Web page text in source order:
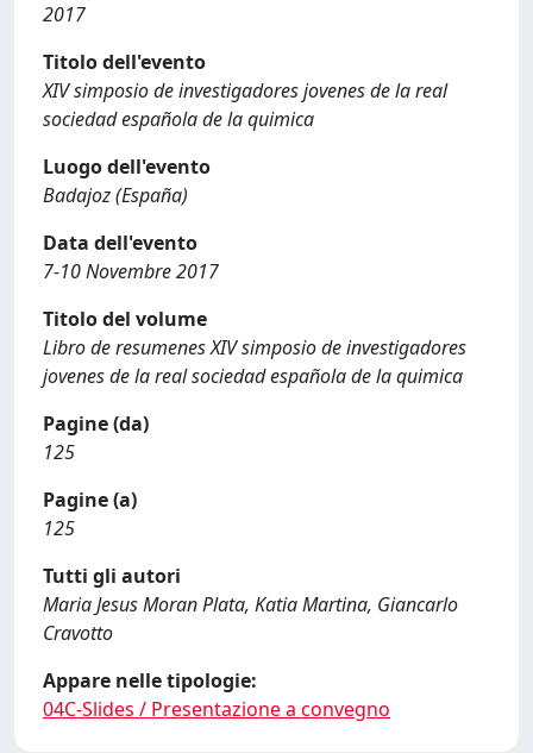
2017
Titolo dell'evento
XIV simposio de investigadores jovenes de la real
sociedad española de la quimica
Luogo dell'evento
Badajoz (España)
Data dell'evento
7-10 Novembre 2017
Titolo del volume
Libro de resumenes XIV simposio de investigadores
jovenes de la real sociedad española de la quimica
Pagine (da)
125
Pagine (a)
125
Tutti gli autori
Maria Jesus Moran Plata, Katia Martina, Giancarlo
Cravotto
Appare nelle tipologie:
04C-Slides / Presentazione a convegno